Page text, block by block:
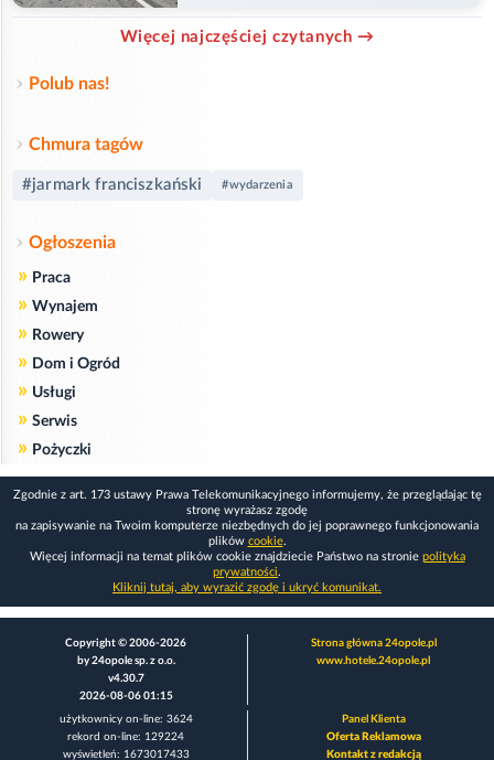
Więcej najczęściej czytanych →
Polub nas!
Chmura tagów
#jarmark franciszkański #wydarzenia
Ogłoszenia
» Praca
» Wynajem
» Rowery
» Dom i Ogród
» Usługi
» Serwis
» Pożyczki
Zgodnie z art. 173 ustawy Prawa Telekomunikacyjnego informujemy, że przeglądając tę
stronę wyrażasz zgodę
na zapisywanie na Twoim komputerze niezbędnych do jej poprawnego funkcjonowania
plików cookie.
Więcej informacji na temat plików cookie znajdziecie Państwo na stronie polityka
prywatności.
Kliknij tutaj, aby wyrazić zgodę i ukryć komunikat.
Copyright © 2006-2026
by 24opole sp. z o.o.
v4.30.7
2026-08-06 01:15
Strona główna 24opole.pl
www.hotele.24opole.pl
użytkownicy on-line: 3624
rekord on-line: 129224
wyświetleń: 1673017433
Panel Klienta
Oferta Reklamowa
Kontakt z redakcją